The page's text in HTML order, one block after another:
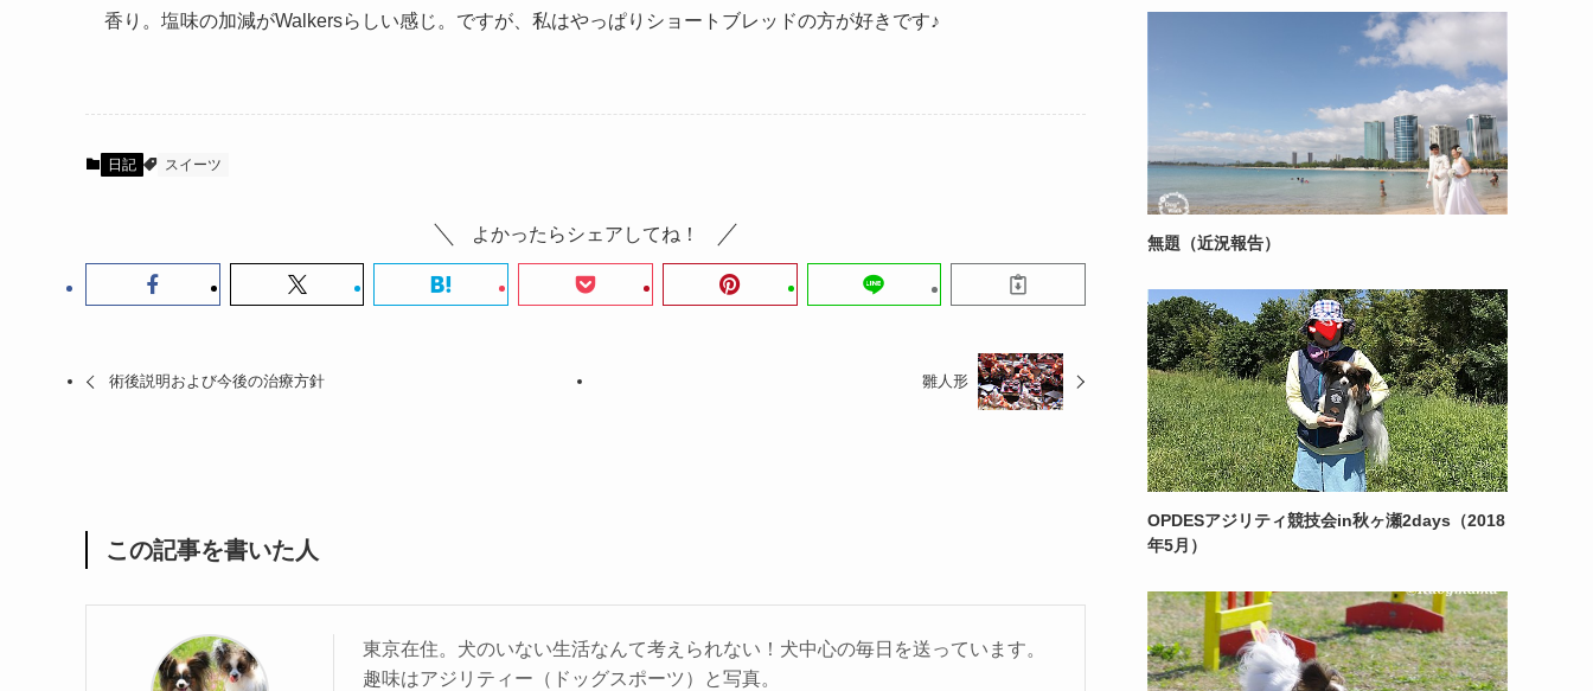
香り。塩味の加減がWalkersらしい感じ。ですが、私はやっぱりショートブレッドの方が好きです♪
日記 スイーツ
よかったらシェアしてね！
術後説明および今後の治療方針 雛人形
この記事を書いた人
東京在住。犬のいない生活なんて考えられない！犬中心の毎日を送っています。
趣味はアジリティー（ドッグスポーツ）と写真。
無題（近況報告）
OPDESアジリティ競技会in秋ヶ瀬2days（2018
年5月）